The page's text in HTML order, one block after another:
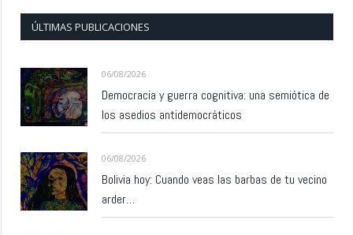
ÚLTIMAS PUBLICACIONES
06/08/2026
Democracia y guerra cognitiva: una semiótica de
los asedios antidemocráticos
06/08/2026
Bolivia hoy: Cuando veas las barbas de tu vecino
arder…